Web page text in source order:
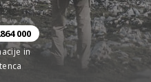
000
in